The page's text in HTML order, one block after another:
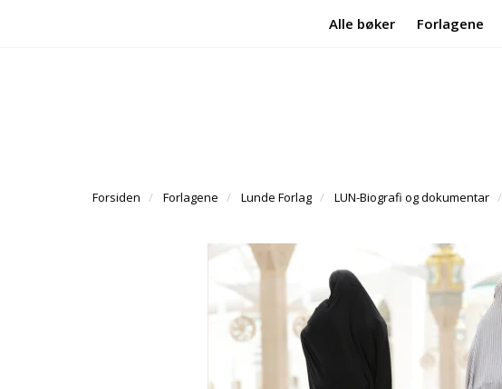
Alle bøker Forlagene
Forsiden Forlagene Lunde Forlag LUN-Biografi og dokumentar